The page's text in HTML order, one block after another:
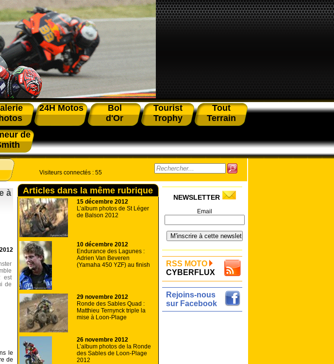
24H Motos
Bol
d'Or
Tourist
Trophy
Tout
Terrain
de
à
est
de
le
de
Visiteurs connectés : 55
Articles dans la même rubrique
15 décembre 2012
L’album photos de St Léger
de Balson 2012
10 décembre 2012
Endurance des Lagunes :
Adrien Van Beveren
(Yamaha 450 YZF) au finish
29 novembre 2012
Ronde des Sables Quad :
Matthieu Ternynck triple la
mise à Loon-Plage
26 novembre 2012
L’album photos de la Ronde
des Sables de Loon-Plage
2012
NEWSLETTER
Email
RSS MOTO
CYBERFLUX
Rejoins-nous
sur Facebook